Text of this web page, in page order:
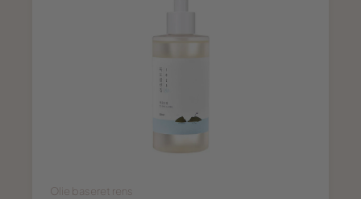
Olie baseret rens